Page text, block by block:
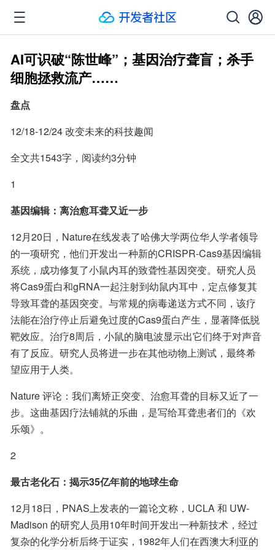
AI可识破“陈世峰”；基因治疗聋盲；杀手
细胞拯救流产……
盘点
12/18-12/24 改变未来的科技趣闻
全文共1543字，阅读约3分钟
1
基因编辑：离治愈耳聋又近一步
12月20日，Nature在线发表了哈佛大学两位华人学者领导
的一项研究，他们开发出一种新的CRISPR-Cas9基因编辑
系统，成功修复了小鼠内耳的致聋性基因突变。研究人员
将Cas9蛋白和gRNA一起注射到幼鼠内耳中，定点修复其
导致耳聋的基因突变。与常规的病毒递送方式不同，该疗
法能在治疗停止后避免过度的Cas9蛋白产生，显著降低脱
靶效应。治疗8周后，小鼠的脑电波显示出它们终于对声音
有了反应。研究人员将进一步在其他动物上测试，最终希
望应用于人类。
Nature 评论：我们离矫正突变、治愈耳聋的目标又近了一
步。这曲基因疗法铺就的乐曲，是写给耳聋患者们的《欢
乐颂》。
2
最古老化石：揭示35亿年前的地球生命
12月18日，PNAS上发表的一篇论文称，UCLA 和 UW-
Madison 的研究人员用10年时间开发出一种新技术，经过
复杂的化学分析后终于证实，1982年人们在西澳大利亚的